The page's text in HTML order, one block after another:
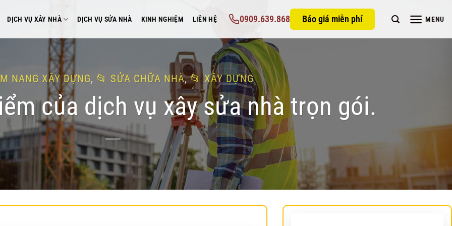
DỊCH VỤ XÂY NHÀ DỊCH VỤ SỬA NHÀ KINH NGHIỆM LIÊN HỆ 0909.639.868 Báo giá miễn phí MENU
NANG XÂY DỰNG, SỬA CHỮA NHÀ, XÂY DỰNG
của dịch vụ xây sửa nhà trọn gói.